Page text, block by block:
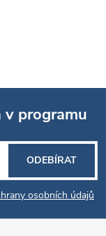
programu
osobních údajů
ODEBÍRAT